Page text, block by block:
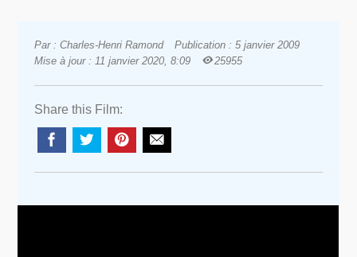
Par : Charles-Henri Ramond
Publication : 5 janvier 2009
Mise à jour : 11 janvier 2020, 8:09
25955
Share this Film: